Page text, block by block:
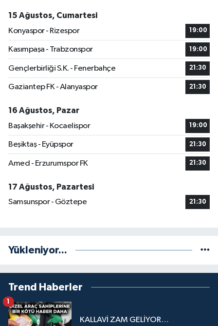
15 Ağustos, Cumartesi
Konyaspor - Rizespor
19:00
Kasımpaşa - Trabzonspor 19:00
Gençlerbirliği S.K. - Fenerbahçe 21:30
Gaziantep FK - Alanyaspor 21:30
16 Ağustos, Pazar
Başakşehir - Kocaelispor
19:00
Beşiktaş - Eyüpspor 21:30
Amed - Erzurumspor FK 21:30
17 Ağustos, Pazartesi
Samsunspor - Göztepe
21:30
Yükleniyor...
Trend Haberler
KALLAVİ ZAM GELİYOR…
1